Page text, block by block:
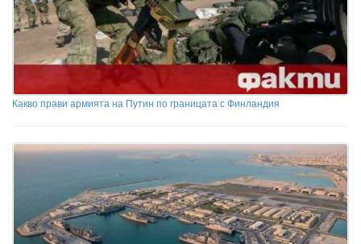
Какво прави армията на Путин по границата с Финландия